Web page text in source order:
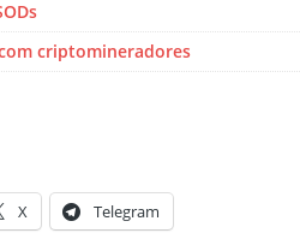
criptomineradores
X Telegram